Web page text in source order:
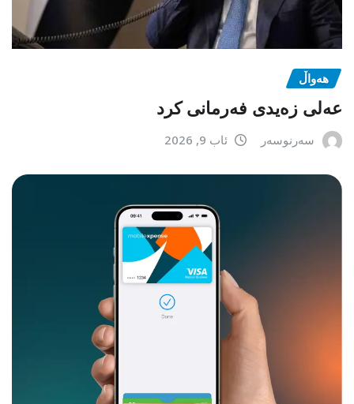
هەواڵ
عەلی زەیدی فەرمانی کرد
سەرنوسەر ئاب 9, 2026